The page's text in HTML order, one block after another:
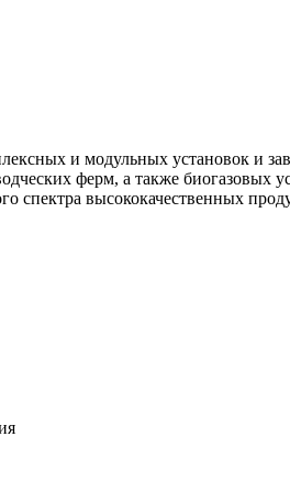
и модульных установок и
ферм, а также биогазовых
спектра высококачественных